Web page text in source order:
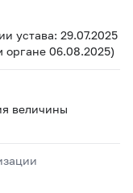
устава: 29.07.2025
органе 06.08.2025)
величины